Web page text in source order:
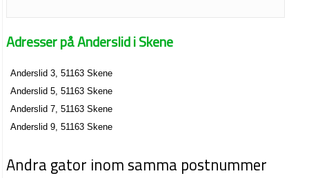
Adresser på Anderslid i Skene
Anderslid 3, 51163 Skene
Anderslid 5, 51163 Skene
Anderslid 7, 51163 Skene
Anderslid 9, 51163 Skene
Andra gator inom samma postnummer